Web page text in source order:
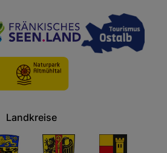
Landkreise